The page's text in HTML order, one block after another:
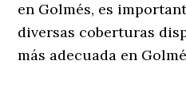
en Golmés, es
diversas coberturas
más adecuada en